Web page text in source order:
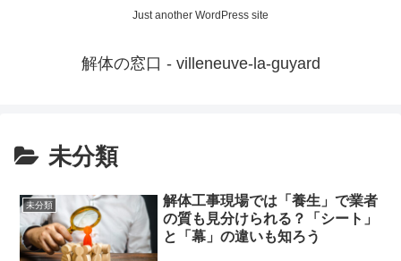
Just another WordPress site
解体の窓口 - villeneuve-la-guyard
未分類
未分類
解体工事現場では「養生」で業者
の質も見分けられる？「シート」
と「幕」の違いも知ろう